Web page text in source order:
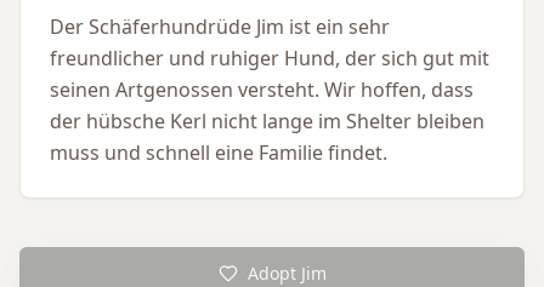
Der Schäferhundrüde Jim ist ein sehr
freundlicher und ruhiger Hund, der sich gut mit
seinen Artgenossen versteht. Wir hoffen, dass
der hübsche Kerl nicht lange im Shelter bleiben
muss und schnell eine Familie findet.
Adopt Jim